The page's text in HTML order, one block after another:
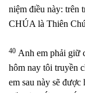
niệm điều này: trên
CHÚA là Thiên
40 Anh em phải giữ
hôm nay tôi truyền
em sau này sẽ được